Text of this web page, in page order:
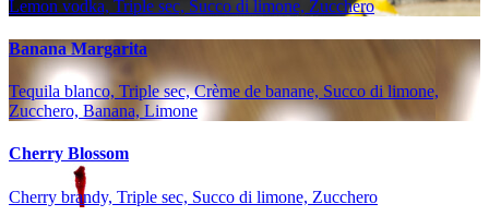
Lemon vodka, Triple sec, Succo di limone, Zucchero
Banana Margarita
Tequila blanco, Triple sec, Crème de banane, Succo di limone,
Zucchero, Banana, Limone
Cherry Blossom
Cherry brandy, Triple sec, Succo di limone, Zucchero